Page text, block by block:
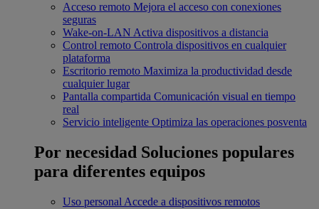
Acceso remoto Mejora el acceso con conexiones
seguras
Wake-on-LAN Activa dispositivos a distancia
Control remoto Controla dispositivos en cualquier
plataforma
Escritorio remoto Maximiza la productividad desde
cualquier lugar
Pantalla compartida Comunicación visual en tiempo
real
Servicio inteligente Optimiza las operaciones posventa
Por necesidad Soluciones populares
para diferentes equipos
Uso personal Accede a dispositivos remotos